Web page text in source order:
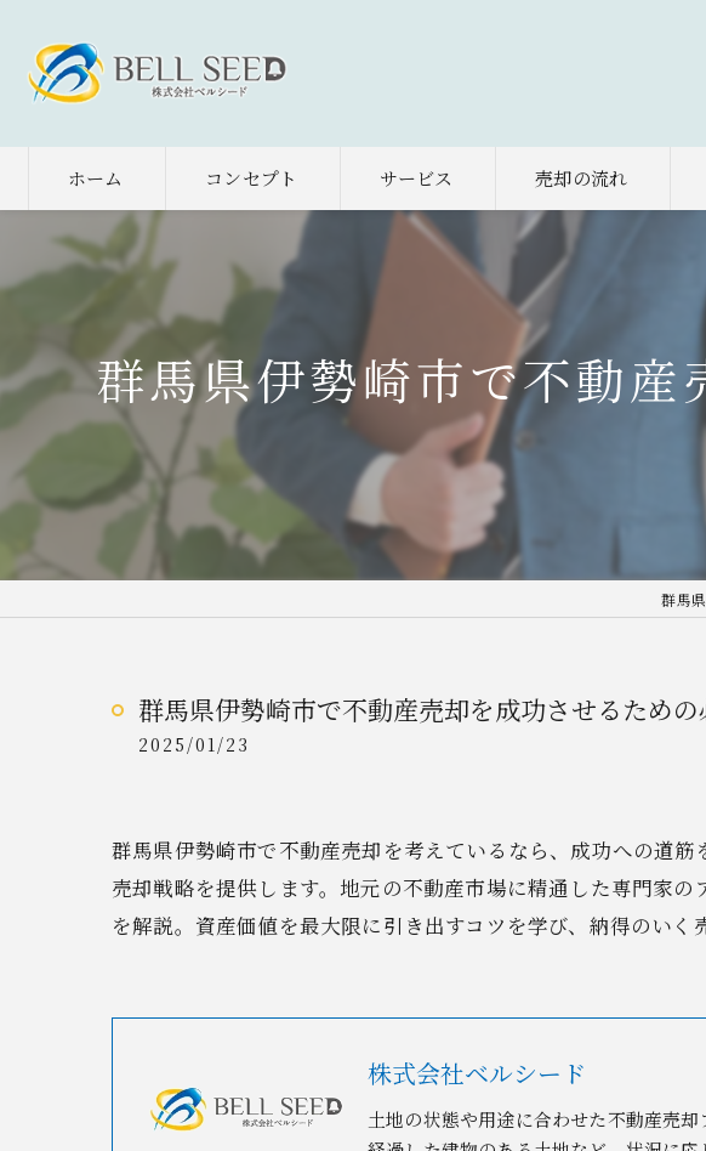
ホーム コンセプト サービス 売却の流れ
群馬県伊勢崎市で不動産
群馬
群馬県伊勢崎市で不動産売却を成功させるための
2025/01/23
群馬県伊勢崎市で不動産売却を考えているなら、成功への道
売却戦略を提供します。地元の不動産市場に精通した専門家
を解説。資産価値を最大限に引き出すコツを学び、納得のいく
株式会社ベルシード
土地の状態や用途に合わせた不動産売